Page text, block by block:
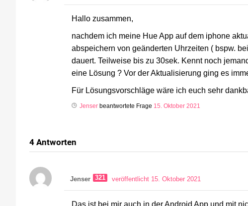
Hallo zusammen,
nachdem ich meine Hue App auf dem iphone
abspeichern von geänderten Uhrzeiten ( bspw.
dauert. Teilweise bis zu 30sek. Kennt noch
eine Lösung ? Vor der Aktualisierung ging es
Für Lösungsvorschläge wäre ich euch sehr
Jenser beantwortete Frage 15. Oktober 2021
4 Antworten
Jenser 321 veröffentlicht 15. Oktober 2021
Das ist bei mir auch in der Android App und mit